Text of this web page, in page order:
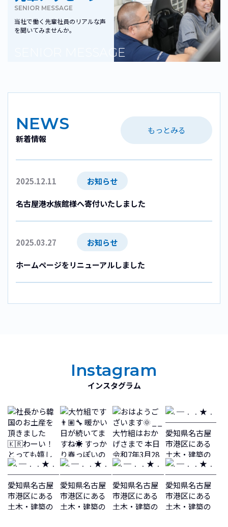
SENIOR MESSAGE
当社で働く先輩社員のリアルな声
を聞いてみませんか。
SENIOR MESSAGE
NEWS
新着情報
もっとみる
2025.12.11 お知らせ
名古屋港水族館様へ寄付いたしました
2025.03.27 お知らせ
ホームページをリニューアルしました
Instagram
インスタグラム